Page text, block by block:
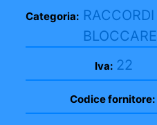
Categoria: RACCORDI
BLOCCARE
Iva: 22
Codice fornitore: